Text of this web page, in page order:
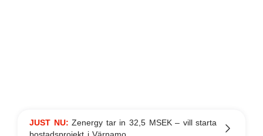
JUST NU:Zenergy tar in 32,5 MSEK – vill starta